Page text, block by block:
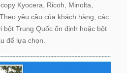
Kyocera, Ricoh, Minolta,
Theo yêu cầu của khách hàng, các
bột Trung Quốc ổn định hoặc bột
để lựa chọn.